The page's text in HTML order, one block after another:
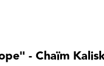
- Chaïm